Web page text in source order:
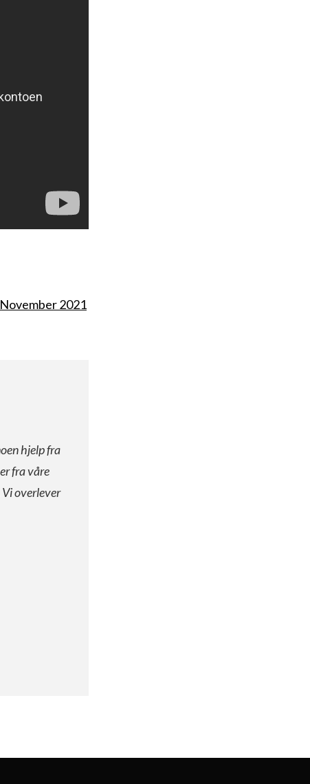
2021
hjelp fra
fra våre
overlever